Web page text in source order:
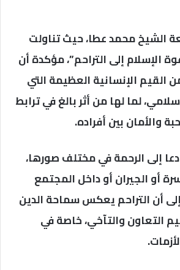
الشيخ محمد عطا، حيث تناولت
الإسلام إلى التراحم”، مؤكدة أن
القيم الإنسانية العظيمة التي
لما لها من أثر بالغ في ترابط
والأمان بين أفراده.
إلى الرحمة في مختلف صورها،
أو الجيران أو داخل المجتمع
أن التراحم يعكس سماحة الدين
التعاون والتآخي، خاصة في